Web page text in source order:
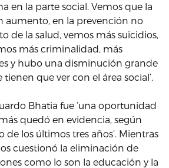
en la parte social. Vemos que la
aumento, en la prevención no
de la salud, vemos más suicidios,
más criminalidad, más
y hubo una disminución grande
que ver con el área social’.
Bhatia fue ‘una oportunidad
quedó en evidencia, según
de los últimos tres años’. Mientras
cuestionó la eliminación de
como lo son la educación y la